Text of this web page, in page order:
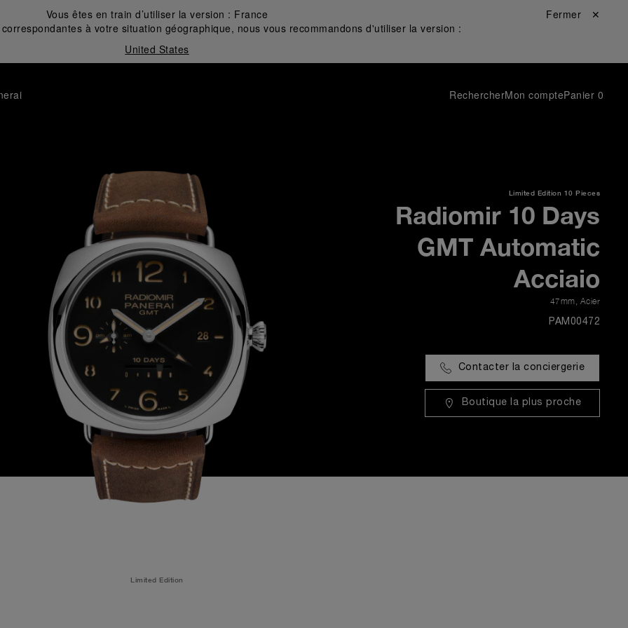
Vous êtes en train d’utiliser la version : France
à votre situation géographique, nous vous recommandons d'utiliser la version :
United States
Fermer ✕
RechercherMon comptePanier 0
Limited Edition 10 Pieces
Radiomir 10 Days
GMT Automatic
Acciaio
47mm, Acier
PAM00472
Contacter la conciergerie
Boutique la plus proche
Limited Edition